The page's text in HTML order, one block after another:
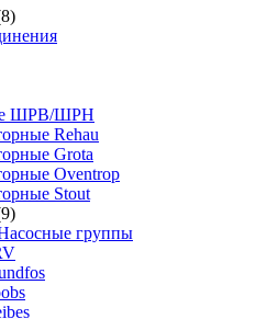
ШРВ/ШРН
Rehau
Grota
Oventrop
Stout
группы